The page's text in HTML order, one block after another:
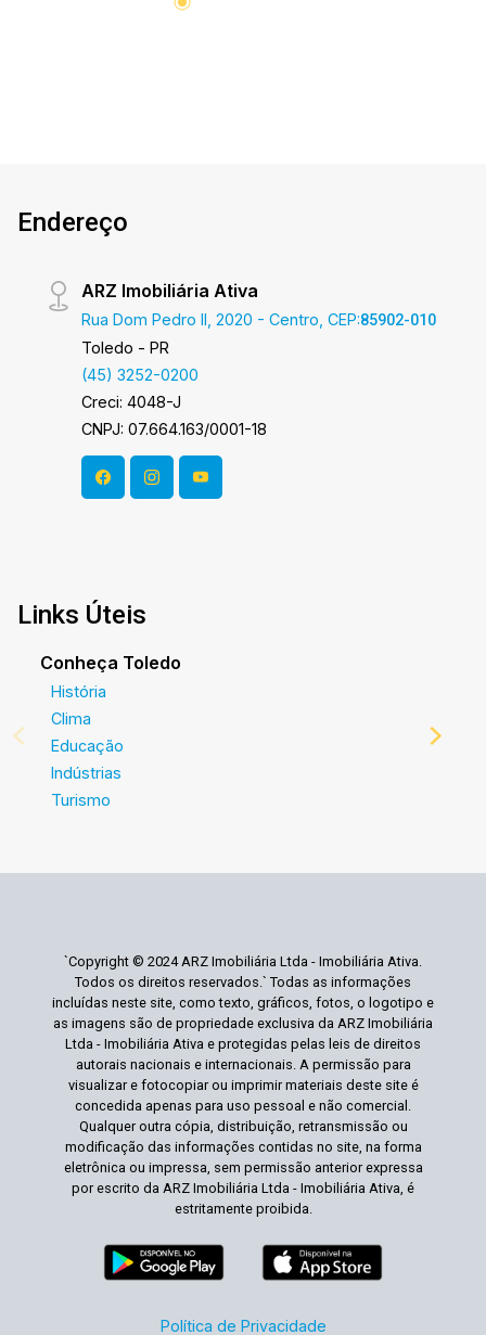
Endereço
ARZ Imobiliária Ativa
Rua Dom Pedro II, 2020 - Centro, CEP:85902-010
Toledo - PR
(45) 3252-0200
Creci: 4048-J
CNPJ: 07.664.163/0001-18
Links Úteis
Conheça Toledo
História
Clima
Educação
Indústrias
Turismo
`Copyright © 2024 ARZ Imobiliária Ltda - Imobiliária Ativa.
Todos os direitos reservados.` Todas as informações
incluídas neste site, como texto, gráficos, fotos, o logotipo e
as imagens são de propriedade exclusiva da ARZ Imobiliária
Ltda - Imobiliária Ativa e protegidas pelas leis de direitos
autorais nacionais e internacionais. A permissão para
visualizar e fotocopiar ou imprimir materiais deste site é
concedida apenas para uso pessoal e não comercial.
Qualquer outra cópia, distribuição, retransmissão ou
modificação das informações contidas no site, na forma
eletrônica ou impressa, sem permissão anterior expressa
por escrito da ARZ Imobiliária Ltda - Imobiliária Ativa, é
estritamente proibida.
Política de Privacidade